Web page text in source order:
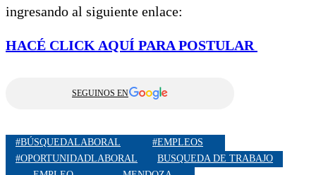
ingresando al siguiente enlace:
HACÉ CLICK AQUÍ PARA POSTULAR
SEGUINOS EN
#BÚSQUEDALABORAL
#EMPLEOS
#OPORTUNIDADLABORAL
BUSQUEDA DE TRABAJO